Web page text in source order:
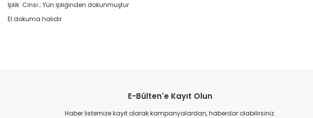
İplik Cinsi ; Yün ipliğinden dokunmuştur
El dokuma halıdır
Ürün resmi kalitesiz, bozuk veya görüntülenemiyor.
Ürün açıklamasında eksik bilgiler bulunuyor.
E-Bülten'e Kayıt Olun
Haber listemize kayıt olarak kampanyalardan, haberdar olabilirsiniz.